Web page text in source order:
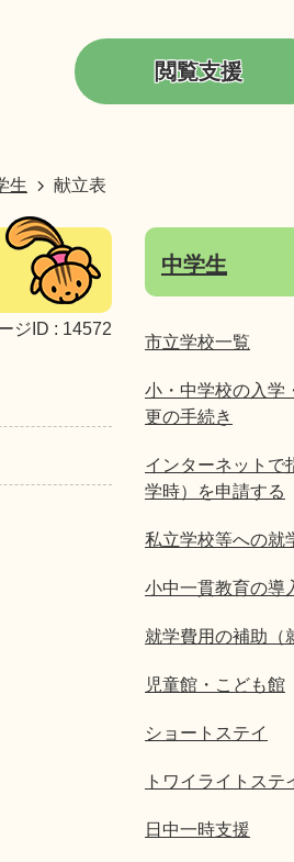
閲覧支援
生 献立表
ジID : 14572
中学生
市立学校一覧
小・中学校の入学
更の手続き
インターネットで
学時）を申請する
私立学校等への就
小中一貫教育の導
就学費用の補助（
児童館・こども館
ショートステイ
トワイライトステ
日中一時支援